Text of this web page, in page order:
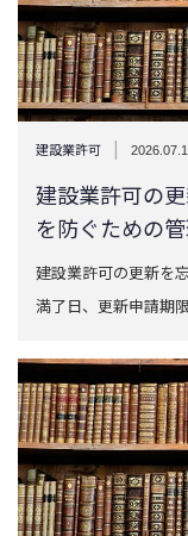
建設業許可 |
建設業許可の
を防ぐための
建設業許可の更新を
満了日、更新申請期